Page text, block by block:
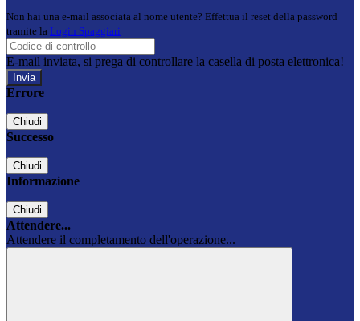
Non hai una e-mail associata al nome utente? Effettua il reset della password
tramite la Login Spaggiari
E-mail inviata, si prega di controllare la casella di posta elettronica!
Errore
Chiudi
Successo
Chiudi
Informazione
Chiudi
Attendere...
Attendere il completamento dell'operazione...